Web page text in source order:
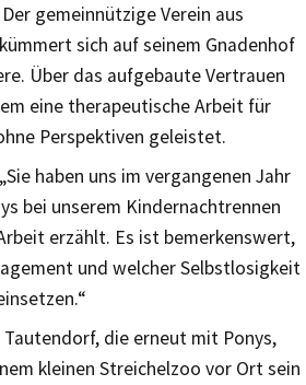
gemeinnützige Verein aus
sich auf seinem Gnadenhof
Über das aufgebaute Vertrauen
eine therapeutische Arbeit für
Perspektiven geleistet.
haben uns im vergangenen Jahr
bei unserem Kindernachtrennen
erzählt. Es ist bemerkenswert,
und welcher Selbstlosigkeit
die erneut mit Ponys,
kleinen Streichelzoo vor Ort sein